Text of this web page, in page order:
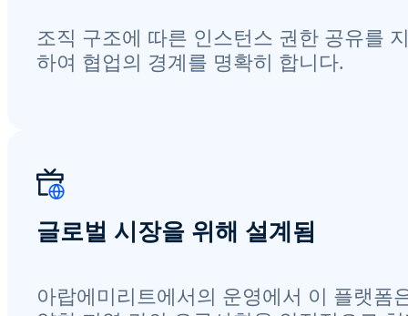
조직 구조에 따른 인스턴스 권한 공유를
하여 협업의 경계를 명확히 합니다.
글로벌 시장을 위해 설계됨
아랍에미리트에서의 운영에서 이 플랫폼